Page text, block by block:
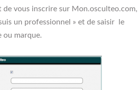
vous inscrire sur Mon.osculteo.com,
un professionnel » et de saisir le
ou marque.